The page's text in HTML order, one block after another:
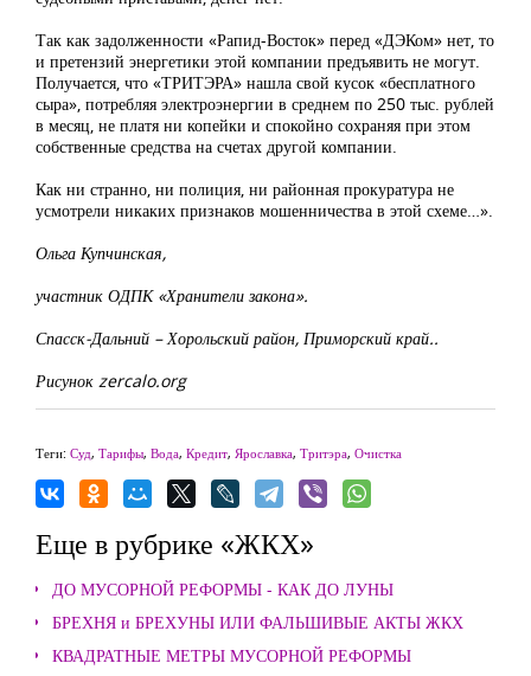
Так как задолженности «Рапид-Восток» перед «ДЭКом» нет, то
и претензий энергетики этой компании предъявить не могут.
Получается, что «ТРИТЭРА» нашла свой кусок «бесплатного
сыра», потребляя электроэнергии в среднем по 250 тыс. рублей
в месяц, не платя ни копейки и спокойно сохраняя при этом
собственные средства на счетах другой компании.
Как ни странно, ни полиция, ни районная прокуратура не
усмотрели никаких признаков мошенничества в этой схеме…».
Ольга Купчинская,
участник ОДПК «Хранители закона».
Спасск-Дальний – Хорольский район, Приморский край..
Рисунок zercalo.org
Теги: Суд, Тарифы, Вода, Кредит, Ярославка, Тритэра, Очистка
Еще в рубрике «ЖКХ»
ДО МУСОРНОЙ РЕФОРМЫ - КАК ДО ЛУНЫ
БРЕХНЯ и БРЕХУНЫ ИЛИ ФАЛЬШИВЫЕ АКТЫ ЖКХ
КВАДРАТНЫЕ МЕТРЫ МУСОРНОЙ РЕФОРМЫ